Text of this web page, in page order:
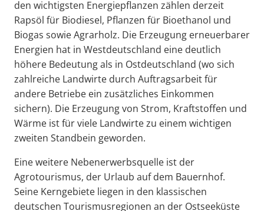
den wichtigsten Energiepflanzen zählen derzeit
Rapsöl für Biodiesel, Pflanzen für Bioethanol und
Biogas sowie Agrarholz. Die Erzeugung erneuerbarer
Energien hat in Westdeutschland eine deutlich
höhere Bedeutung als in Ostdeutschland (wo sich
zahlreiche Landwirte durch Auftragsarbeit für
andere Betriebe ein zusätzliches Einkommen
sichern). Die Erzeugung von Strom, Kraftstoffen und
Wärme ist für viele Landwirte zu einem wichtigen
zweiten Standbein geworden.
Eine weitere Nebenerwerbsquelle ist der
Agrotourismus, der Urlaub auf dem Bauernhof.
Seine Kerngebiete liegen in den klassischen
deutschen Tourismusregionen an der Ostseeküste